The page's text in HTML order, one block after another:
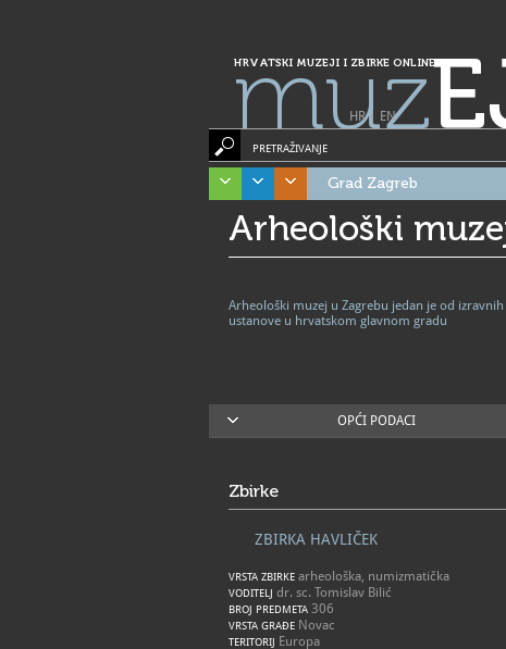
HRVATSKI MUZEJI I ZBIRKE ONLINE
muz
HR| EN
PRETRAŽIVANJE
Grad Zagreb
Arheološki
Arheološki muzej u Zagrebu jedan je od
ustanove u hrvatskom glavnom gradu
OPĆI PODACI
Zbirke
ZBIRKA HAVLIČEK
VRSTA ZBIRKE arheološka, numizmatička
VODITELJ dr. sc. Tomislav Bilić
BROJ PREDMETA 306
VRSTA GRAĐE Novac
TERITORIJ Europa